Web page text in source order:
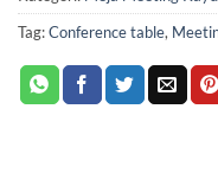
Tag:Conference table,